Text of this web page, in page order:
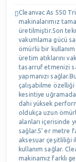
Cleanvac As 550
makinalarımız
üretilmiştir.Son
vakumlama gücü
ömürlü bir
üretim atıklarını
tasarruf etmenizi
yapmanızı
çalışabilme
kesintiye
dahi yüksek
oldukça uzun
alanları içerisinde
sağlar.5’ er metre
aksesuar çeşitliliği
kullanım sağlar.
makinamız farklı